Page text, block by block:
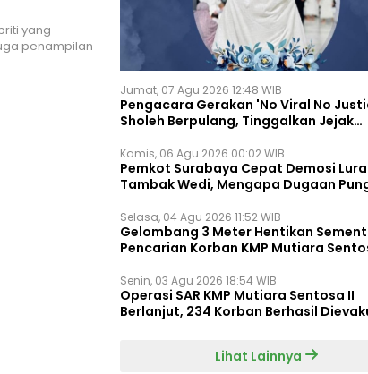
yang
penampilan
Jumat, 07 Agu 2026 12:48 WIB
Pengacara Gerakan 'No Viral No
Sholeh Berpulang, Tinggalkan Jejak
Kamis, 06 Agu 2026 00:02 WIB
Pemkot Surabaya Cepat Demosi
Tambak Wedi, Mengapa Dugaan
Selasa, 04 Agu 2026 11:52 WIB
Gelombang 3 Meter Hentikan
Pencarian Korban KMP Mutiara
Senin, 03 Agu 2026 18:54 WIB
Operasi SAR KMP Mutiara Sentosa II
Berlanjut, 234 Korban Berhasil
Lihat Lainnya